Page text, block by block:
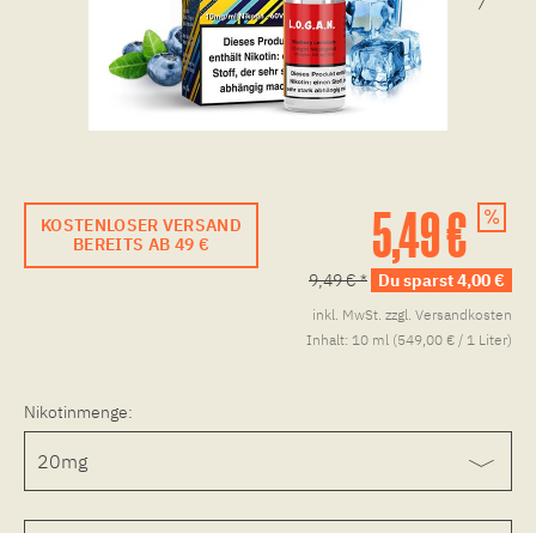
KOSTENLOSER VERSAND
BEREITS AB 49 €
5,49 €
9,49 € * Du sparst 4,00 €
inkl. MwSt. zzgl. Versandkosten
Inhalt: 10 ml (549,00 € / 1 Liter)
Nikotinmenge: